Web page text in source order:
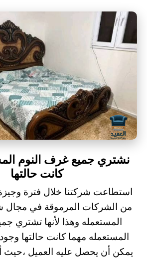
نشتري جميع غرف النوم
كانت حالتها
استطاعت شركتنا خلال فترة
من الشركات المرموقة في مجال
المستعمله وهذا لأنها تشتري
المستعمله مهما كانت حالتها
يمكن أن يحصل عليه العميل ،حيث